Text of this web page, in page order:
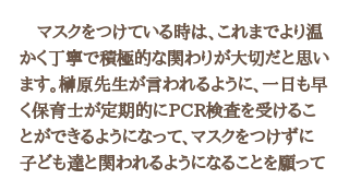
マスクをつけている時は、これまでより温
かく丁寧で積極的な関わりが大切だと思い
ます。榊原先生が言われるように、一日も早
く保育士が定期的にPCR検査を受けるこ
とができるようになって、マスクをつけずに
子ども達と関われるようになることを願って